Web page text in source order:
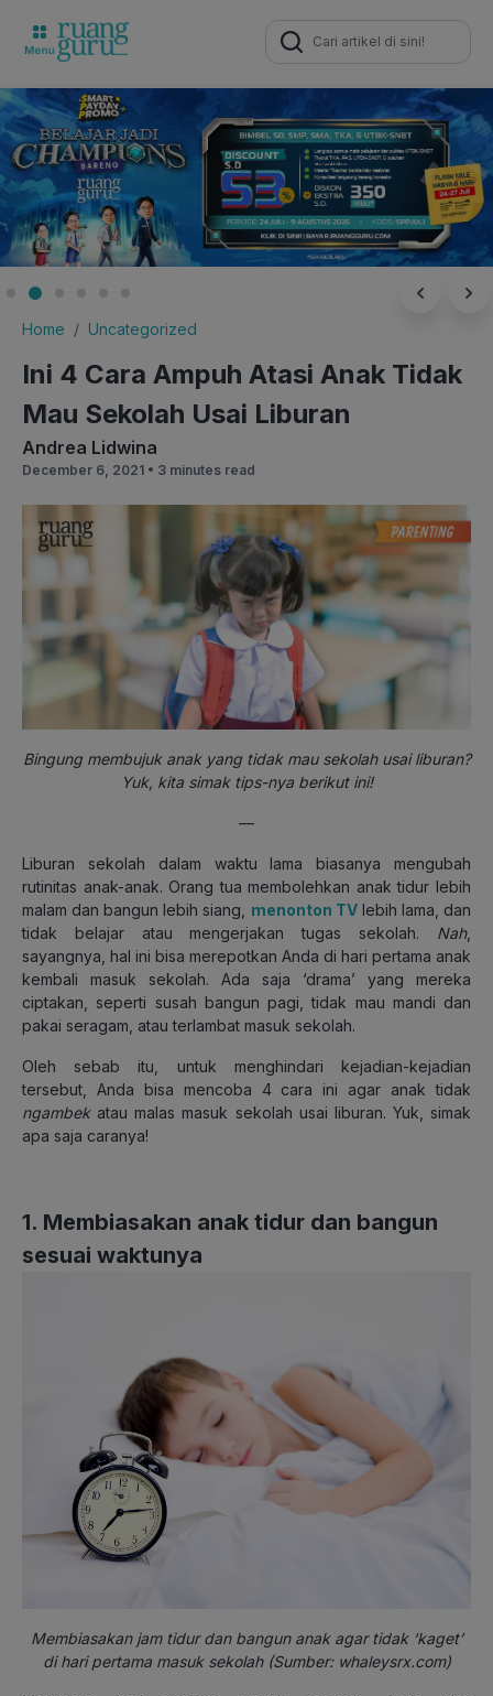
Search
for:
Home Uncategorized
Ini 4 Cara Ampuh Atasi Anak Tidak
Mau Sekolah Usai Liburan
Andrea Lidwina
December 6, 2021 • 3 minutes read
Bingung membujuk anak yang tidak mau sekolah usai liburan?
Yuk, kita simak tips-nya berikut ini!
—
Liburan sekolah dalam waktu lama biasanya mengubah
rutinitas anak-anak. Orang tua membolehkan anak tidur lebih
malam dan bangun lebih siang, menonton TVlebih lama, dan
tidak belajar atau mengerjakan tugas sekolah. Nah,
sayangnya, hal ini bisa merepotkan Anda di hari pertama anak
kembali masuk sekolah. Ada saja ‘drama’ yang mereka
ciptakan, seperti susah bangun pagi, tidak mau mandi dan
pakai seragam, atau terlambat masuk sekolah.
Oleh sebab itu, untuk menghindari kejadian-kejadian
tersebut, Anda bisa mencoba 4 cara ini agar anak tidak
ngambekatau malas masuk sekolah usai liburan. Yuk, simak
apa saja caranya!
1. Membiasakan anak tidur dan bangun
sesuai waktunya
Membiasakan jam tidur dan bangun anak agar tidak ‘kaget’
di hari pertama masuk sekolah (Sumber: whaleysrx.com)